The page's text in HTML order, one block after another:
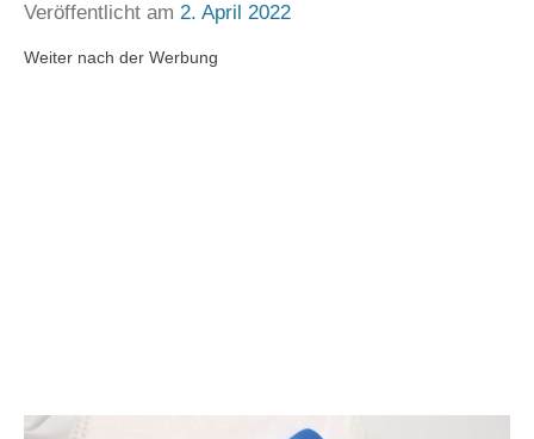
Veröffentlicht am 2. April 2022
Weiter nach der Werbung